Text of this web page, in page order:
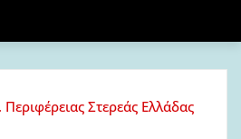
Στερεάς Ελλάδας